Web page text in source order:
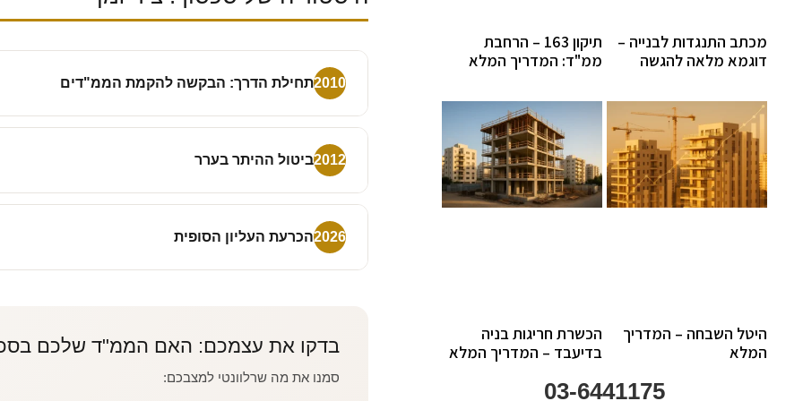
מכתב התנגדות לבנייה –
דוגמא מלאה להגשה
תיקון 163 – הרחבת
ממ"ד: המדריך המלא
היטל השבחה – המדריך
המלא
הכשרת חריגות בניה
בדיעבד – המדריך המלא
03-6441175
2010תחילת הדרך: הבקשה להקמת הממ"דים
2012ביטול ההיתר בערר
2026הכרעת העליון הסופית
בדקו את עצמכם: האם הממ"ד שלכם
סמנו את מה שרלוונטי למצבכם: